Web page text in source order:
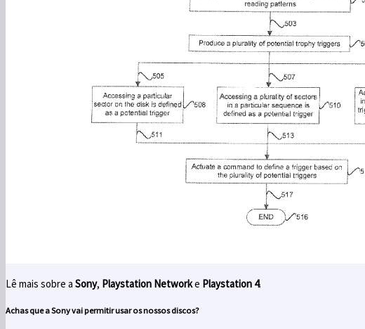
Lê mais sobre a Sony, Playstation Networke Playstation 4.
Achas que a Sony vai permitir usar os nossos discos?